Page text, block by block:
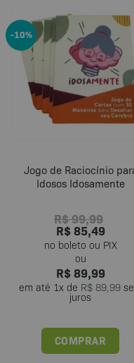
-10%
Jogo de Raciocínio
Idosos Idosamente
R$99,99
R$85,49
R$89,99
em até 1x de R$89,99
juros
COMPRAR